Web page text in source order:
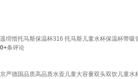
遥绾惜托马斯保温杯316 托马斯儿童水杯保温杯带
0+条评论
京严德国品质高品质水壶儿童大容量双头双饮儿童